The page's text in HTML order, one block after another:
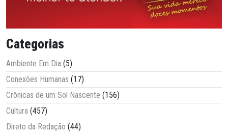
Categorias
Ambiente Em Dia (5)
Conexões Humanas (17)
Crônicas de um Sol Nascente (156)
Cultura (457)
Direto da Redação (44)